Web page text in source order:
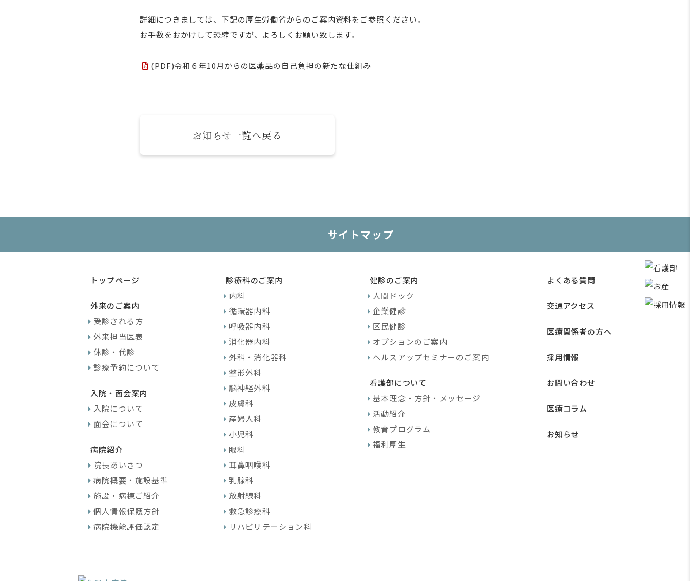
詳細につきましては、下記の厚生労働省からのご案内資料をご参照ください。
お手数をおかけして恐縮ですが、よろしくお願い致します。
(PDF)令和６年10月からの医薬品の自己負担の新たな仕組み
お知らせ一覧へ戻る
サイトマップ
トップページ
外来のご案内
受診される方
外来担当医表
休診・代診
診療予約について
入院・面会案内
入院について
面会について
病院紹介
院長あいさつ
病院概要・施設基準
施設・病棟ご紹介
個人情報保護方針
病院機能評価認定
診療科のご案内
内科
循環器内科
呼吸器内科
消化器内科
外科・消化器科
整形外科
脳神経外科
皮膚科
産婦人科
小児科
眼科
耳鼻咽喉科
乳腺科
放射線科
救急診療科
リハビリテーション科
健診のご案内
人間ドック
企業健診
区民健診
オプションのご案内
ヘルスアップセミナーのご案内
看護部について
基本理念・方針・メッセージ
活動紹介
教育プログラム
福利厚生
よくある質問
交通アクセス
医療関係者の方へ
採用情報
お問い合わせ
医療コラム
お知らせ